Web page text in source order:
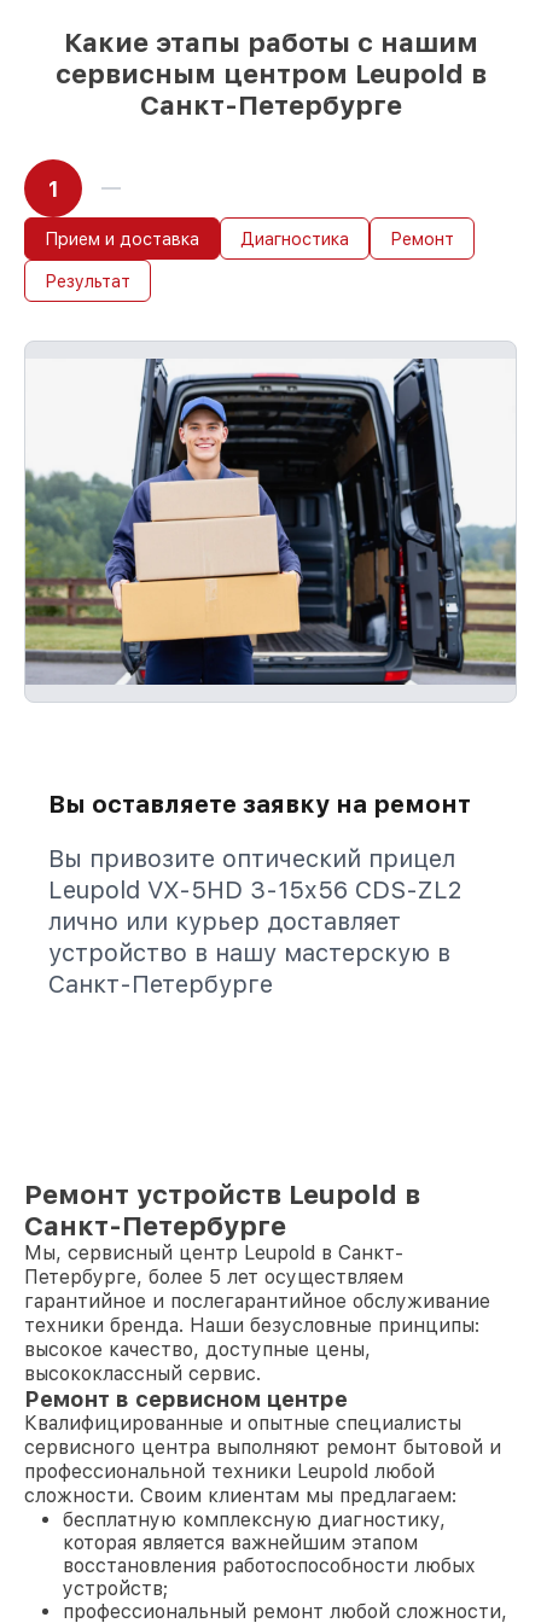
незамедлительном начале работ
Какие этапы работы с нашим
сервисным центром Leupold в
Санкт-Петербурге
1
Прием и доставка Диагностика Ремонт
Результат
Вы оставляете заявку на ремонт
Вы привозите оптический прицел
Leupold VX-5HD 3-15x56 CDS-ZL2
лично или курьер доставляет
устройство в нашу мастерскую в
Санкт-Петербурге
Ремонт устройств Leupold в
Санкт-Петербурге
Мы, сервисный центр Leupold в Санкт-
Петербурге, более 5 лет осуществляем
гарантийное и послегарантийное обслуживание
техники бренда. Наши безусловные принципы:
высокое качество, доступные цены,
высококлассный сервис.
Ремонт в сервисном центре
Квалифицированные и опытные специалисты
сервисного центра выполняют ремонт бытовой и
профессиональной техники Leupold любой
сложности. Своим клиентам мы предлагаем:
бесплатную комплексную диагностику,
которая является важнейшим этапом
восстановления работоспособности любых
устройств;
профессиональный ремонт любой сложности,